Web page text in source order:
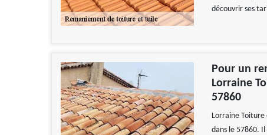
découvrir ses
Pour un
Lorraine
57860
Lorraine Toiture
dans le 57860.